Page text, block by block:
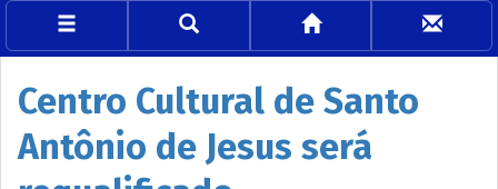
Centro Cultural de Santo
Antônio de Jesus será